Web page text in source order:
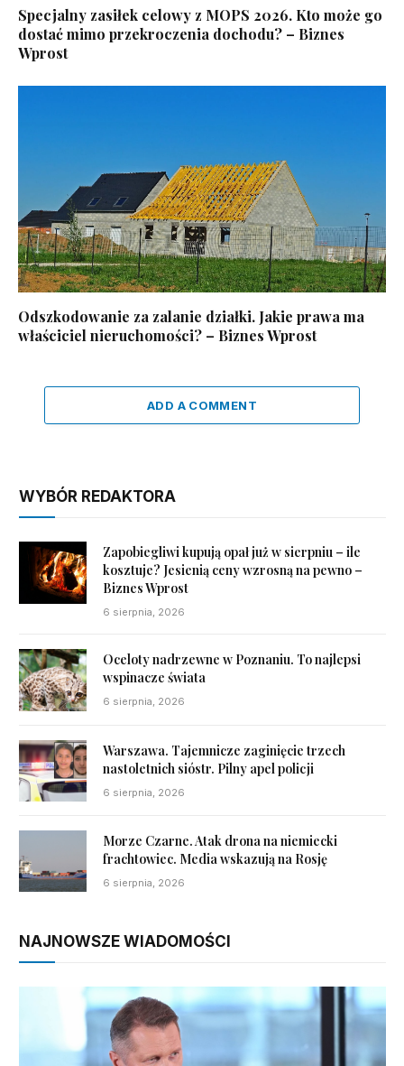
Specjalny zasiłek celowy z MOPS 2026. Kto może go
dostać mimo przekroczenia dochodu? – Biznes
Wprost
Odszkodowanie za zalanie działki. Jakie prawa ma
właściciel nieruchomości? – Biznes Wprost
ADD A COMMENT
WYBÓR REDAKTORA
Zapobiegliwi kupują opał już w sierpniu – ile
kosztuje? Jesienią ceny wzrosną na pewno –
Biznes Wprost
6 sierpnia, 2026
Oceloty nadrzewne w Poznaniu. To najlepsi
wspinacze świata
6 sierpnia, 2026
Warszawa. Tajemnicze zaginięcie trzech
nastoletnich sióstr. Pilny apel policji
6 sierpnia, 2026
Morze Czarne. Atak drona na niemiecki
frachtowiec. Media wskazują na Rosję
6 sierpnia, 2026
NAJNOWSZE WIADOMOŚCI